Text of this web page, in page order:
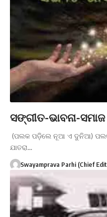
ସଙ୍ଗୀତ-ଭାବନା-ସମାଜ
(ପଲକ ପଡ଼ିଲେ ନୂଆ ଏ ଦୁନିଆ)
ଯାତରା…
Swayamprava Parhi (Chief